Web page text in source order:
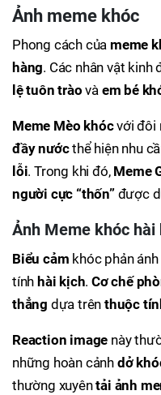
Ảnh meme khóc
Phong cách của meme
hàng. Các nhân vật kinh
lệ tuôn trào và em bé
Meme Mèo khócvới đôi
đầy nướcthể hiện nhu
lỗi. Trong khi đó, Meme
người cực “thốn”được
Ảnh Meme khóc hài
Biểu cảm khóc phản
tính hài kịch.Cơ chế
thẳng dựa trên thuộc
Reaction image này
những hoàn cảnh dở
thường xuyêntải ảnh